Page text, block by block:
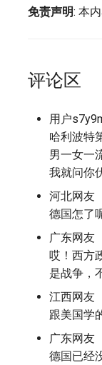
免责声明: 本
评论区
用户
哈利波特
男一女一
我就问你
河北网友
德国怎了
广东网友
哎！西方
是战争，
江西网友
跟美国学
广东网友
德国已经